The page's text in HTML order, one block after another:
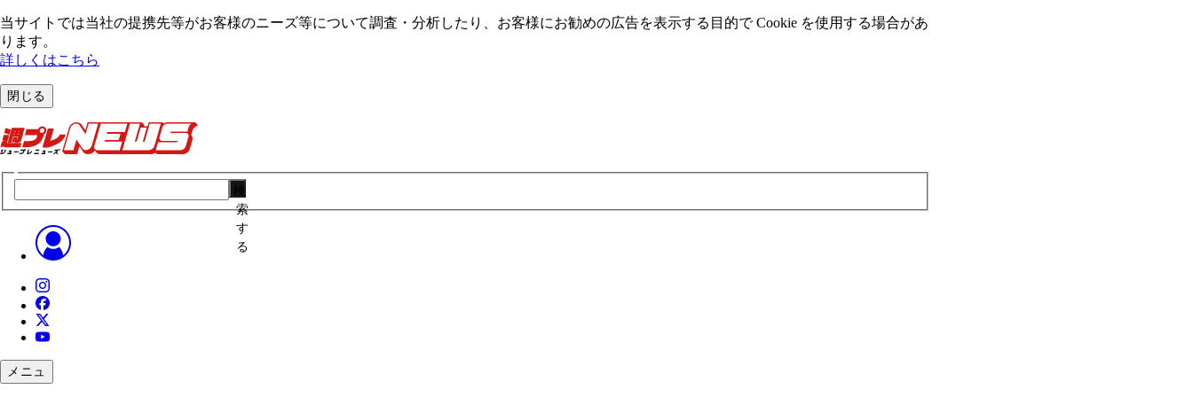
当サイトでは当社の提携先等がお客様のニーズ等について調査・分析したり、お客様にお勧めの広告を表⽰する⽬的で Cookie を使⽤する場合があ
ります。
詳しくはこちら
閉じる
索
す
る
メニュ